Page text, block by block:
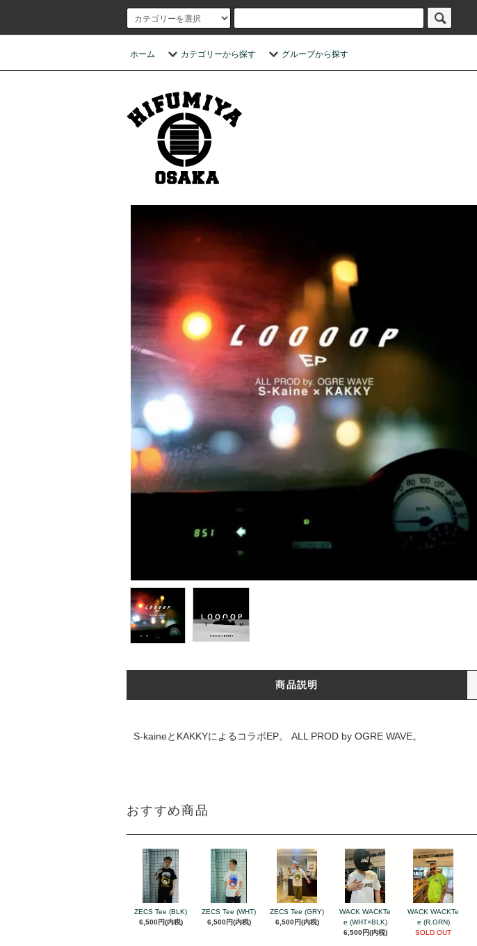
ホーム カテゴリーから探す グループから探す
商品説明
S-kaineとKAKKYによるコラボEP。 ALL PROD by OGRE WAVE。
おすすめ商品
ZECS Tee (BLK)
6,500円(内税)
ZECS Tee (WHT)
6,500円(内税)
ZECS Tee (GRY)
6,500円(内税)
WACK WACKTe
e (WHT×BLK)
6,500円(内税)
WACK WACKTe
e (R.GRN)
SOLD OUT